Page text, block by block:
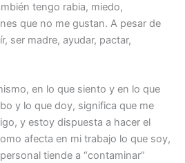
tengo rabia, miedo,
que no me gustan. A pesar de
ser madre, ayudar, pactar,
en lo que siento y en lo que
y lo que doy, significa que me
y estoy dispuesta a hacer el
afecta en mi trabajo lo que soy,
tiende a “contaminar”